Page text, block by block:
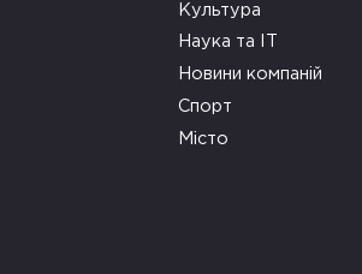
Культура
Наука та ІТ
Новини компаній
Спорт
Місто